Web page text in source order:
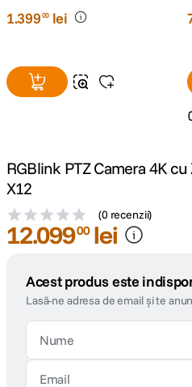
1.39900 lei
RGBlink PTZ Camera 4K
X12
(0 recenzii)
12.09900 lei
Acest produs este
Lasă-ne adresa de email și te